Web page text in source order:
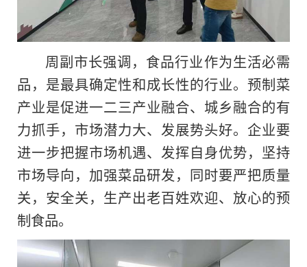
周副市长强调，食品行业作为生活必需
品，是最具确定性和成长性的行业。预制菜
产业是促进一二三产业融合、城乡融合的有
力抓手，市场潜力大、发展势头好。企业要
进一步把握市场机遇、发挥自身优势，坚持
市场导向，加强菜品研发，同时要严把质量
关，安全关，生产出老百姓欢迎、放心的预
制食品。